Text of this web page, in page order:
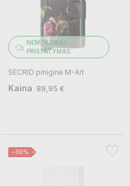
NEMOKAMAS
PRISTATYMAS
SECRID piniginė M-Art
Kaina 89,95 €
−30%